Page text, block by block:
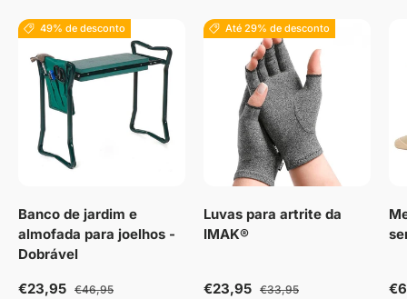
49% de desconto
Banco de jardim e
almofada para joelhos -
Dobrável
€23,95 €46,95
Até 29% de desconto
Luvas para artrite da
IMAK®
€23,95 €33,95